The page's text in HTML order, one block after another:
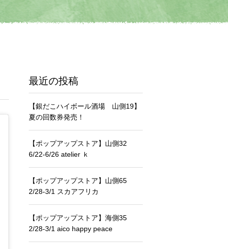
最近の投稿
【銀だこハイボール酒場 山側19】
夏の回数券発売！
【ポップアップストア】山側32
6/22-6/26 atelier ｋ
【ポップアップストア】山側65
2/28-3/1 スカアフリカ
【ポップアップストア】海側35
2/28-3/1 aico happy peace